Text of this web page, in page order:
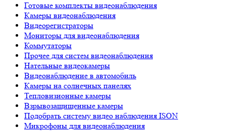
Готовые комплекты видеонаблюдения
Камеры видеонаблюдения
Видеорегистраторы
Мониторы для видеонаблюдения
Коммутаторы
Прочее для систем видеонаблюдения
Нательные видеокамеры
Видеонаблюдение в автомобиль
Камеры на солнечных панелях
Тепловизионные камеры
Взрывозащищенные камеры
Подобрать систему видео наблюдения ISON
Микрофоны для видеонаблюдения